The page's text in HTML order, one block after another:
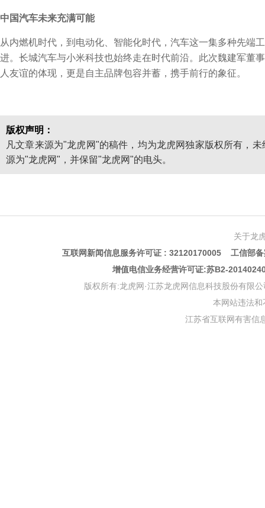
中国汽车未来充满可能
从内燃机时代，到电动化、智能化时代，汽车这一集多种先端
进。长城汽车与小米科技也始终走在时代前沿。此次魏建军董
人友谊的体现，更是自主品牌包容并蓄，携手前行的象征。
版权声明：
凡文章来源为"龙虎网"的稿件，均为龙虎网独家版权所有，
源为"龙虎网"，并保留"龙虎网"的电头。
关于龙
互联网新闻信息服务许可证 : 32120170005 工信部
增值电信业务经营许可证:苏B2-
版权所有:龙虎网·江苏龙虎网信息科技股份有限
本网站违法
江苏省互联网有害